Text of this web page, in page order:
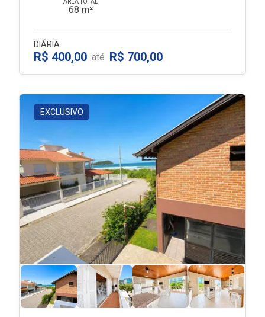
ÁREA TOTAL
68 m²
DIÁRIA
R$ 400,00 até R$ 700,00
EXCLUSIVO